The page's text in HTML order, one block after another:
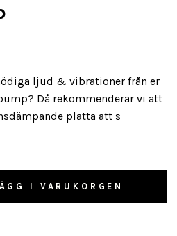
ljud & vibrationer från er
Då rekommenderar vi att
platta att s
I VARUKORGEN